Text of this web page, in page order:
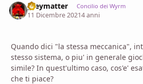
greymatter Concilio dei Wyrm
11 Dicembre 20214 anni
Quando dici "la stessa meccanica",
stesso sistema, o piu' in generale
simile? In quest'ultimo caso, cos'e'
che ti piace?